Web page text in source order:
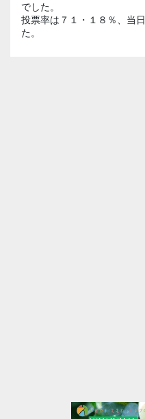
でした。
投票率は７１・１８％、当
た。